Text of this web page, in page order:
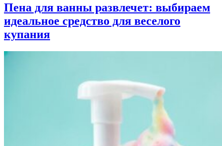
Пена для ванны развлечет: выбираем
идеальное средство для веселого
купания